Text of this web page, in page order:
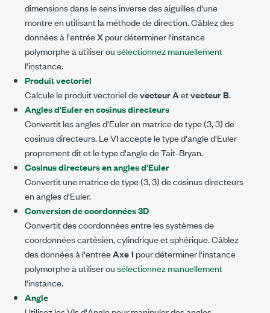
dimensions dans le sens inverse des aiguilles d'une
montre en utilisant la méthode de direction. Câblez des
données à l'entréeXpour déterminer l'instance
polymorphe à utiliser ousélectionnez manuellement
l'instance.
Produit vectoriel
Calcule le produit vectoriel devecteur Aetvecteur B.
Angles d'Euler en cosinus directeurs
Convertit les angles d'Euler en matrice de type (3, 3) de
cosinus directeurs. Le VI accepte le type d'angle d'Euler
proprement dit et le type d'angle de Tait-Bryan.
Cosinus directeurs en angles d'Euler
Convertit une matrice de type (3, 3) de cosinus directeurs
en angles d'Euler.
Conversion de coordonnées 3D
Convertit des coordonnées entre les systèmes de
coordonnées cartésien, cylindrique et sphérique. Câblez
des données à l'entréeAxe 1 pour déterminer l'instance
polymorphe à utiliser ousélectionnez manuellement
l'instance.
Angle